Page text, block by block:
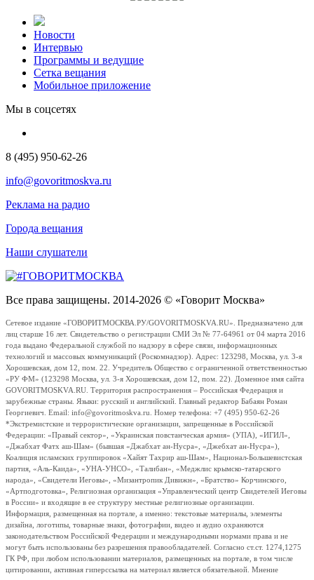
Новости
Интервью
Программы и ведущие
Сетка вещания
Мобильное приложение
Мы в соцсетях
8 (495) 950-62-26
info@govoritmoskva.ru
Реклама на радио
Города вещания
Наши слушатели
Все права защищены. 2014-2026 © «Говорит Москва»
Сетевое издание «ГОВОРИТМОСКВА.РУ/GOVORITMOSKVA.RU». Предназначено для
лиц старше 16 лет. Свидетельство о регистрации СМИ Эл № 77-64961 от 04 марта 2016
года выдано Федеральной службой по надзору в сфере связи, информационных
технологий и массовых коммуникаций (Роскомнадзор). Адрес: 123298, Москва, ул. 3-я
Хорошевская, дом 12, пом. 22. Учредитель Общество с ограниченной ответственностью
«РУ ФМ» (123298 Москва, ул. 3-я Хорошевская, дом 12, пом. 22). Доменное имя сайта
GOVORITMOSKVA.RU. Территория распространения – Российская Федерация и
зарубежные страны. Языки: русский и английский. Главный редактор Бабаян Роман
Георгиевич. Email: info@govoritmoskva.ru. Номер телефона: +7 (495) 950-62-26
*Экстремистские и террористические организации, запрещенные в Российской
Федерации: «Правый сектор», «Украинская повстанческая армия» (УПА), «ИГИЛ»,
«Джабхат Фатх аш-Шам» (бывшая «Джабхат ан-Нусра», «Джебхат ан-Нусра»),
Коалиция исламских группировок «Хайят Тахрир аш-Шам», Национал-Большевистская
партия, «Аль-Каида», «УНА-УНСО», «Талибан», «Меджлис крымско-татарского
народа», «Свидетели Иеговы», «Мизантропик Дивижн», «Братство» Корчинского,
«Артподготовка», Религиозная организация «Управленческий центр Свидетелей Иеговы
в России» и входящие в ее структуру местные религиозные организации.
Информация, размещенная на портале, а именно: текстовые материалы, элементы
дизайна, логотипы, товарные знаки, фотографии, видео и аудио охраняются
законодательством Российской Федерации и международными нормами права и не
могут быть использованы без разрешения правообладателей. Согласно ст.ст. 1274,1275
ГК РФ, при любом использовании материалов, размещенных на портале, в том числе
цитировании, активная гиперссылка на материал является обязательной. Мнение